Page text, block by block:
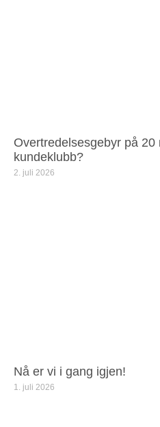
Overtredelsesgebyr på 20
kundeklubb?
2. juli 2026
Nå er vi i gang igjen!
1. juli 2026